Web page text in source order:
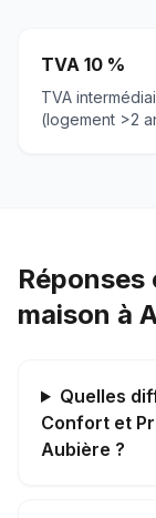
TVA 10 %
TVA
(logement >2
maison à
Quelles
Confort et
Aubière ?